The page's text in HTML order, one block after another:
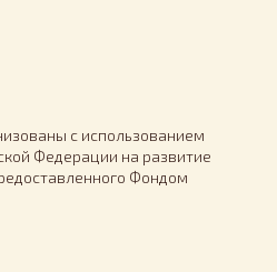
с использованием
Федерации на развитие
Фондом